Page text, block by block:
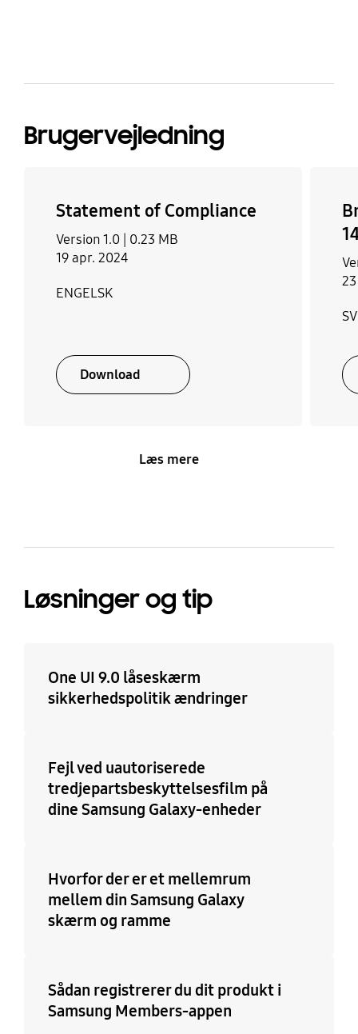
Brugervejledning
Statement of Compliance
Version 1.0 | 0.23 MB
19 apr. 2024
ENGELSK
Download
Læs mere
Løsninger og tip
One UI 9.0 låseskærm
sikkerhedspolitik ændringer
Fejl ved uautoriserede
tredjepartsbeskyttelsesfilm på
dine Samsung Galaxy-enheder
Hvorfor der er et mellemrum
mellem din Samsung Galaxy
skærm og ramme
Sådan registrerer du dit produkt i
Samsung Members-appen